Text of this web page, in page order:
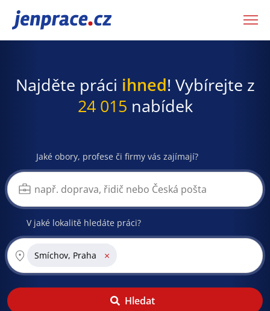
JenPráce.cz
Najděte práci ihned! Vybírejte z
24 015 nabídek
Jaké obory, profese či firmy vás zajímají?
V jaké lokalitě hledáte práci?
Smíchov, Praha ×
Hledat